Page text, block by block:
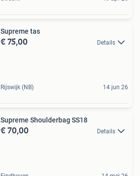
Supreme tas
€ 75,00 Details
Rijswijk (NB) 14 jun 26
Supreme Shoulderbag SS18
€ 70,00 Details